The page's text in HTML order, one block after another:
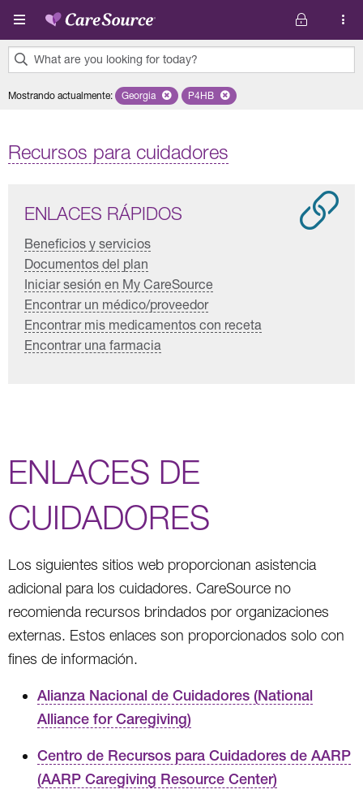
Pasar al contenido principal
What are you looking for today?
results
Mostrando actualmente: Remove selected state 'Georgia'
Georgia Remove selected plan 'P4HB'
P4HB
Recursos para cuidadores
ENLACES RÁPIDOS
Beneficios y servicios
Documentos del plan
Iniciar sesión en My CareSource
Encontrar un médico/proveedor
Encontrar mis medicamentos con receta
Encontrar una farmacia
ENLACES DE
CUIDADORES
Los siguientes sitios web proporcionan asistencia
adicional para los cuidadores. CareSource no
recomienda recursos brindados por organizaciones
externas. Estos enlaces son proporcionados solo con
fines de información.
Alianza Nacional de Cuidadores (National
Alliance for Caregiving)
Centro de Recursos para Cuidadores de AARP
(AARP Caregiving Resource Center)